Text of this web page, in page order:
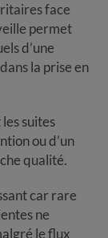
face
permet
d’une
la prise en
suites
ou d’un
qualité.
car rare
ne
le flux